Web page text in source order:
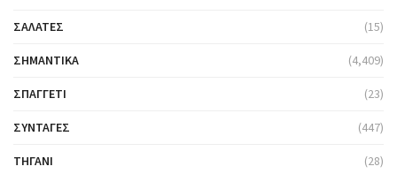
ΣΑΛΆΤΕΣ (15)
ΣΗΜΑΝΤΙΚΆ (4,409)
ΣΠΑΓΓΈΤΙ (23)
ΣΥΝΤΑΓΈΣ (447)
ΤΗΓΆΝΙ (28)